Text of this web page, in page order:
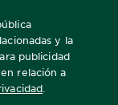
y la
publicidad
relación a